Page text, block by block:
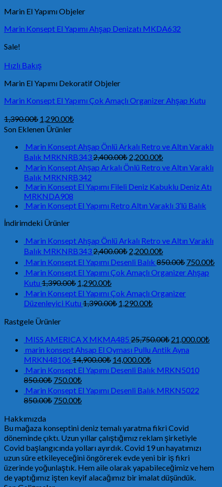
Marin El Yapımı Objeler
Marin Konsept El Yapımı Ahşap Denizatı MKDA632
Sale!
Hızlı Bakış
Marin El Yapımı Dekoratif Objeler
Marin Konsept El Yapımı Çok Amaçlı Organizer Ahşap Kutu
1,390.00₺ 1,290.00₺
Son Eklenen Ürünler
Marin Konsept Ahşap Önlü Arkalı Retro ve Altın Varaklı
Balık MRKNRB3432,400.00₺ 2,200.00₺
Marin Konsept Ahşap Arkalı Önlü Retro ve Altın Varaklı
Balık MRKNRB342
Marin Konsept El Yapımı Fileli Deniz Kabuklu Deniz Atı
MRKNDA908
Marin Konsept El Yapımı Retro Altın Varaklı 3’lü Balık
İndirimdeki Ürünler
Marin Konsept Ahşap Önlü Arkalı Retro ve Altın Varaklı
Balık MRKNRB3432,400.00₺ 2,200.00₺
Marin Konsept El Yapımı Desenli Balık 850.00₺ 750.00₺
Marin Konsept El Yapımı Çok Amaçlı Organizer Ahşap
Kutu 1,390.00₺ 1,290.00₺
Marin Konsept El Yapımı Çok Amaçlı Organizer
Düzenleyici Kutu 1,390.00₺ 1,290.00₺
Rastgele Ürünler
MISS AMERICA X MKMA485 25,750.00₺ 21,000.00₺
marin konsept Ahsap El Oyması Pullu Antik Ayna
MRKN48106 14,900.00₺ 14,000.00₺
Marin Konsept El Yapımı Desenli Balık MRKN5010
850.00₺ 750.00₺
Marin Konsept El Yapımı Desenli Balık MRKN5022
850.00₺ 750.00₺
Hakkımızda
Bu mağaza konseptini deniz temalı yaratma fikri Covid
döneminde çıktı. Uzun yıllar çalıştığımız reklam şirketiyle
Covid başlangıcında yolları ayırdık. Covid 19 un hayatımızı
uzun süre etkileyeceğini öngörerek evde yeni bir iş fikri
üzerinde yoğunlaştık. Hem aile olarak yapabileceğimiz ve hem
de yaptığımız işten keyif alacağımız bir imalat düşündük.